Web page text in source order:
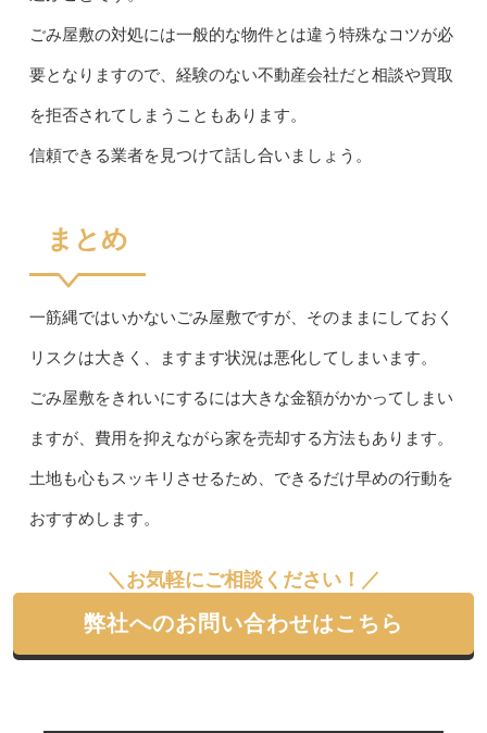
ごみ屋敷の対処には一般的な物件とは違う特殊なコツが必
要となりますので、経験のない不動産会社だと相談や買取
を拒否されてしまうこともあります。
信頼できる業者を見つけて話し合いましょう。
まとめ
一筋縄ではいかないごみ屋敷ですが、そのままにしておく
リスクは大きく、ますます状況は悪化してしまいます。
ごみ屋敷をきれいにするには大きな金額がかかってしまい
ますが、費用を抑えながら家を売却する方法もあります。
土地も心もスッキリさせるため、できるだけ早めの行動を
おすすめします。
＼お気軽にご相談ください！／
弊社へのお問い合わせはこちら